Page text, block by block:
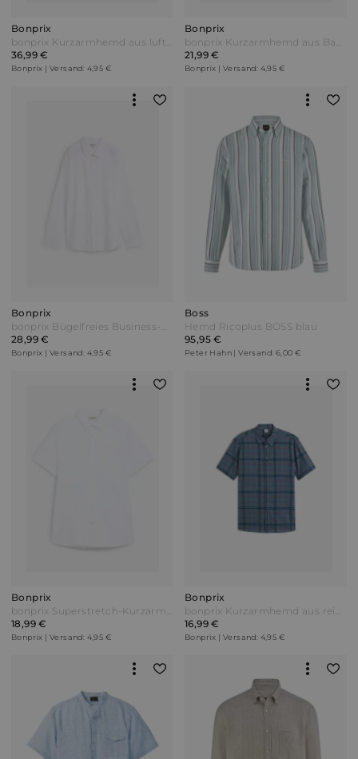
Bonprix
36,99 €
Bonprix | Versand: 4,95 €
Bonprix
21,99 €
Bonprix | Versand: 4,95 €
Bonprix
28,99 €
Bonprix | Versand: 4,95 €
Boss
Hemd Ricoplus BOSS blau
95,95 €
Peter Hahn | Versand: 6,00 €
Bonprix
18,99 €
Bonprix | Versand: 4,95 €
Bonprix
16,99 €
Bonprix | Versand: 4,95 €